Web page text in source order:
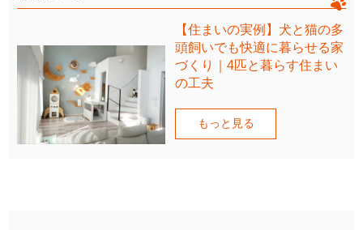
【住まいの実例】犬と猫の多
頭飼いでも快適に暮らせる家
づくり｜4匹と暮らす住まい
の工夫
もっと見る